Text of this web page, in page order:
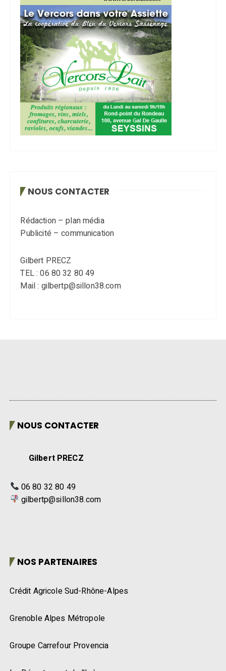
NOUS CONTACTER
Rédaction – plan média
Publicité – communication
Gilbert PRECZ
TEL : 06 80 32 80 49
Mail : gilbertp@sillon38.com
NOUS CONTACTER
Gilbert PRECZ
06 80 32 80 49
gilbertp@sillon38.com
NOS PARTENAIRES
Crédit Agricole Sud-Rhône-Alpes
Grenoble Alpes Métropole
Groupe Carrefour Provencia